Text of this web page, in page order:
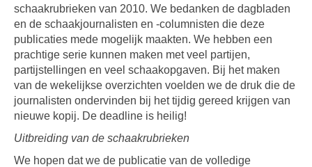
schaakrubrieken van 2010. We bedanken de dagbladen
en de schaakjournalisten en -columnisten die deze
publicaties mede mogelijk maakten. We hebben een
prachtige serie kunnen maken met veel partijen,
partijstellingen en veel schaakopgaven. Bij het maken
van de wekelijkse overzichten voelden we de druk die de
journalisten ondervinden bij het tijdig gereed krijgen van
nieuwe kopij. De deadline is heilig!
Uitbreiding van de schaakrubrieken
We hopen dat we de publicatie van de volledige